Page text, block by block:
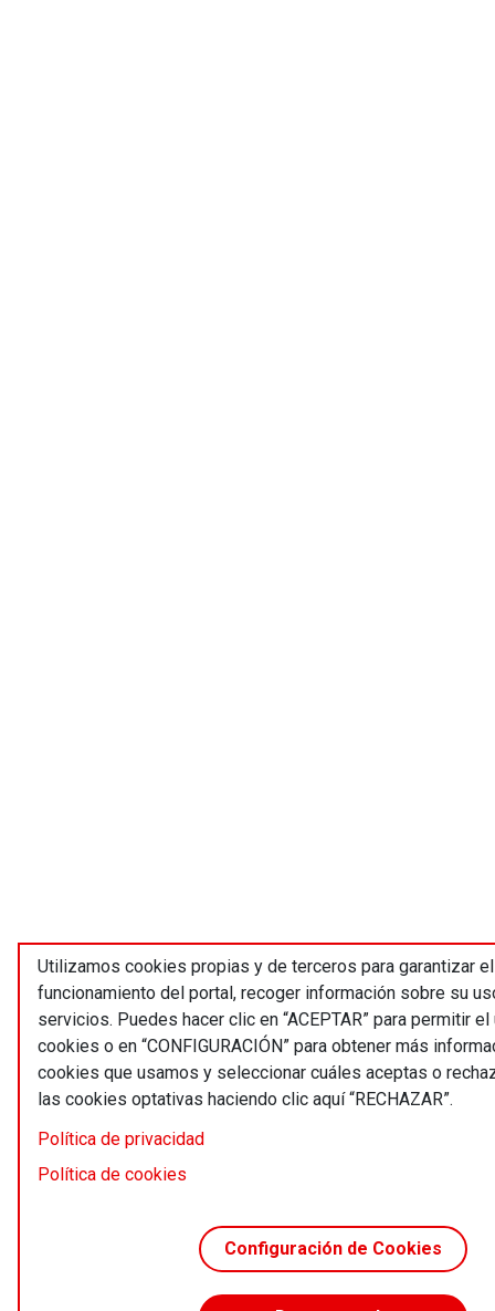
Utilizamos cookies propias y de terceros para garantizar
funcionamiento del portal, recoger información sobre su
servicios. Puedes hacer clic en “ACEPTAR” para permitir
cookies o en “CONFIGURACIÓN” para obtener más
cookies que usamos y seleccionar cuáles aceptas o
las cookies optativas haciendo clic aquí “RECHAZAR”.
Política de privacidad
Política de cookies
Configuración de Cookies